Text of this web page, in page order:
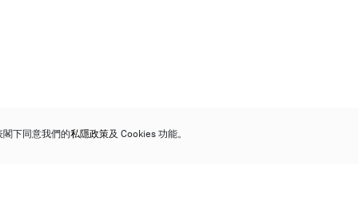
下同意我們的私隱政策及 Cookies 功能。